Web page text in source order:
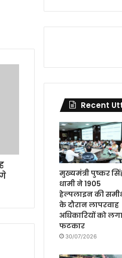
Recent
मुख्यमंत्री पुष्कर
धामी ने 1905
हेल्पलाइन की
के दौरान लापरवाह
अधिकारियों को
फटकार
30/07/2026